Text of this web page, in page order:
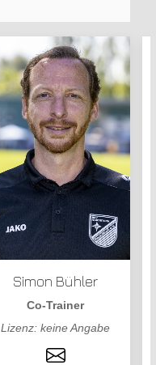
Simon Bühler
Co-Trainer
Lizenz: keine Angabe